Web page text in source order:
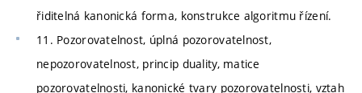
řiditelná kanonická forma, konstrukce algoritmu řízení.
11. Pozorovatelnost, úplná pozorovatelnost,
nepozorovatelnost, princip duality, matice
pozorovatelnosti, kanonické tvary pozorovatelnosti, vztah